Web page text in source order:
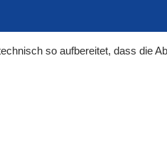
so aufbereitet, dass die